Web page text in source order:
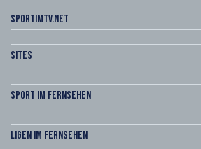
sportimtv.net
Sites
Sport im Fernsehen
Ligen im Fernsehen